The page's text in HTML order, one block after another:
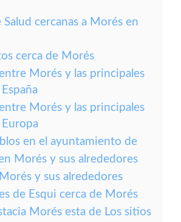
Salud cercanas a Morés en
cerca de Morés
Morés y las principales
Morés y las principales
en el ayuntamiento de
Morés y sus alrededores
y sus alrededores
de Esqui cerca de Morés
Morés esta de Los sitios